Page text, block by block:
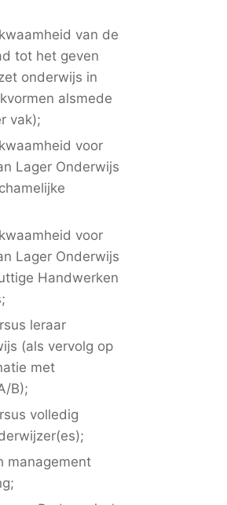
van de
tot het geven
onderwijs in
alsmede
vak);
voor
Lager Onderwijs
voor
Lager Onderwijs
Handwerken
leraar
(als vervolg op
met
B);
volledig
management